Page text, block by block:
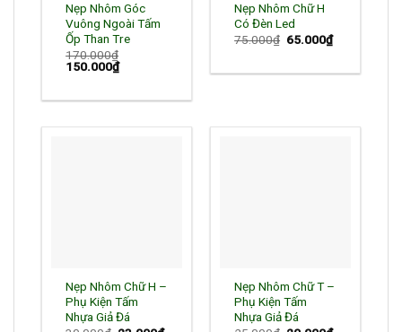
Nẹp Nhôm Góc
Vuông Ngoài Tấm
Ốp Than Tre
170.000₫
Giá
170.000₫.
150.000₫Giá
hiện
là:
Nẹp Nhôm Chữ H
Có Đèn Led
75.000₫ Giá
75.000₫.
65.000₫Giá
hiện
là:
Nẹp Nhôm Chữ H –
Phụ Kiện Tấm
Nhựa Giả Đá
Nẹp Nhôm Chữ T –
Phụ Kiện Tấm
Nhựa Giả Đá